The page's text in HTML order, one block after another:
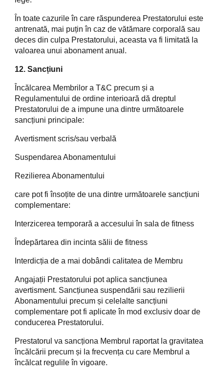
În toate cazurile în care răspunderea Prestatorului este
antrenată, mai puțin în caz de vătămare corporală sau
deces din culpa Prestatorului, aceasta va fi limitată la
valoarea unui abonament anual.
12. Sancțiuni
Încălcarea Membrilor a T&C precum și a
Regulamentului de ordine interioară dă dreptul
Prestatorului de a impune una dintre următoarele
sancțiuni principale:
Avertisment scris/sau verbală
Suspendarea Abonamentului
Rezilierea Abonamentului
care pot fi însoțite de una dintre următoarele sancțiuni
complementare:
Interzicerea temporară a accesului în sala de fitness
Îndepărtarea din incinta sălii de fitness
Interdicția de a mai dobândi calitatea de Membru
Angajații Prestatorului pot aplica sancțiunea
avertisment. Sancțiunea suspendării sau rezilierii
Abonamentului precum și celelalte sancțiuni
complementare pot fi aplicate în mod exclusiv doar de
conducerea Prestatorului.
Prestatorul va sancționa Membrul raportat la gravitatea
încălcării precum și la frecvența cu care Membrul a
încălcat regulile în vigoare.